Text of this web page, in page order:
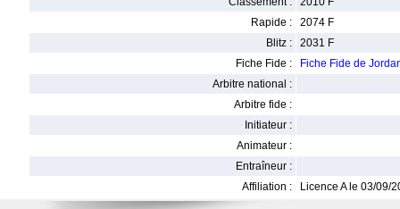
Rapide :
2074 F
Blitz :
2031 F
Fiche Fide :
Fiche Fide de
Arbitre national :
Arbitre fide :
Initiateur :
Animateur :
Entraîneur :
Affiliation :
Licence A le 03/09/